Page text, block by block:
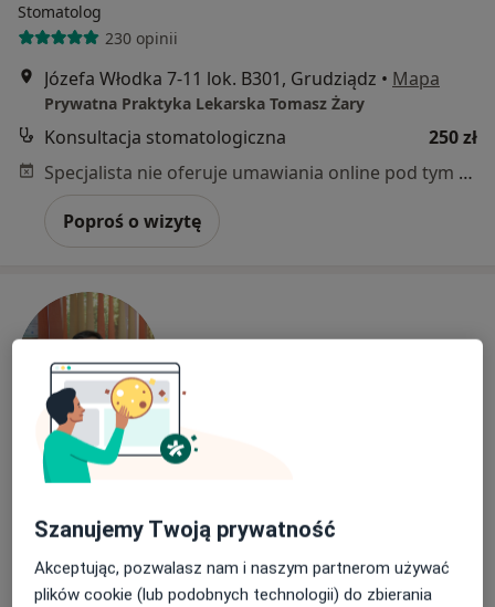
Stomatolog
230 opinii
Józefa Włodka 7-11 lok. B301, Grudziądz • Mapa
Prywatna Praktyka Lekarska Tomasz Żary
Konsultacja stomatologiczna
250 zł
Specjalista nie oferuje umawiania online pod tym adresem.
Poproś o wizytę
Bezpieczne płatności
Stomatolog, Protetyk stomatologiczny, Chirurg
stomatologiczny·Więcej
288 opinii
Szanujemy Twoją prywatność
Akceptując, pozwalasz nam i naszym partnerom używać
plików cookie (lub podobnych technologii) do zbierania